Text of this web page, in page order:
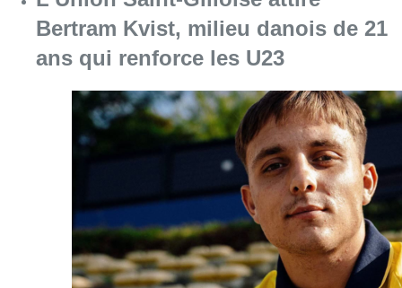
08 août 2026 Consulter l'article "L’Union Saint-Gilloise
718e plantation du Meyboom : ce
qu’il faut savoir avant l’événement